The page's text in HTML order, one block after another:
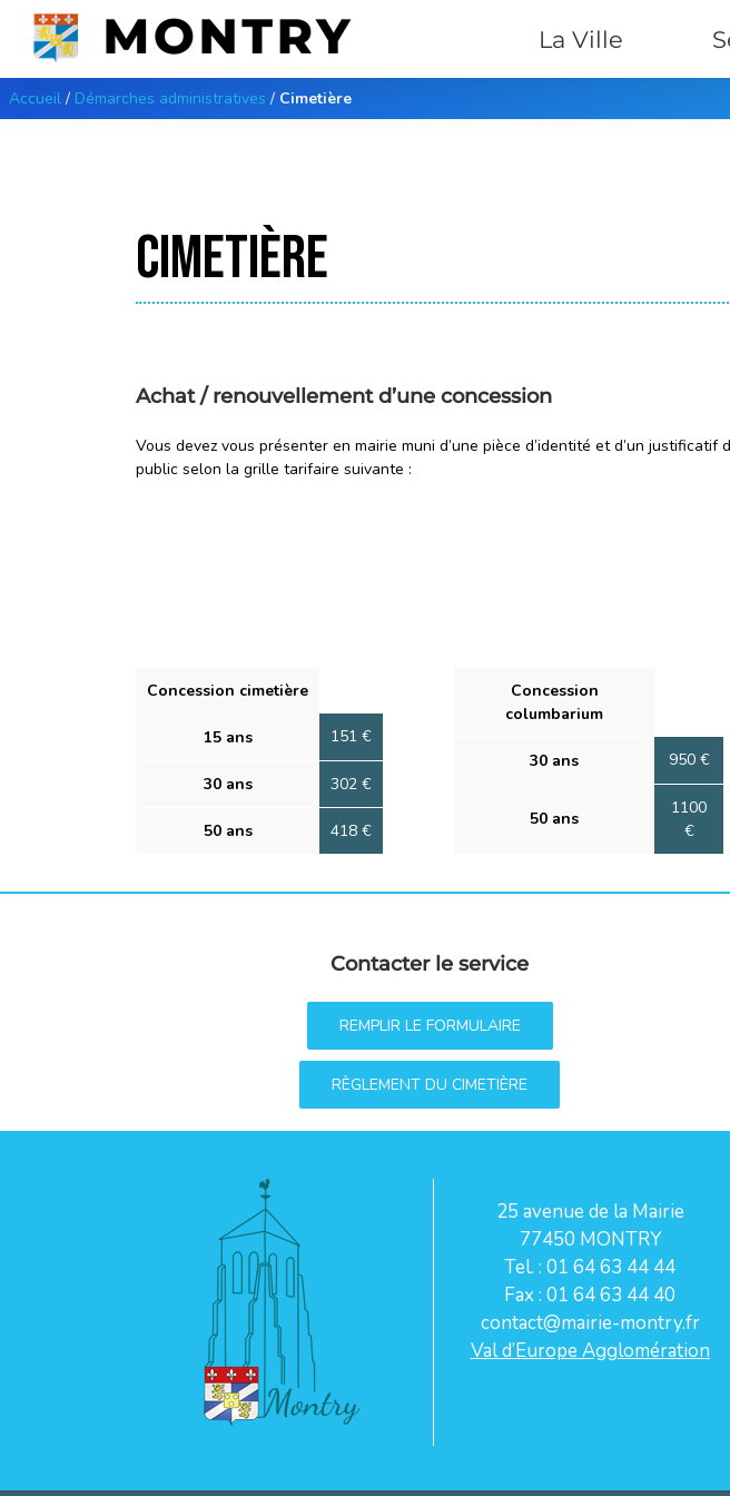
Passer
contenu
La Ville
Accueil / Démarches administratives / Cimetière
CIMETIÈRE
Achat / renouvellement d’une concession
Vous devez vous présenter en mairie muni d’une pièce d’identité et d’un
public selon la grille tarifaire suivante :
Concession cimetière
15 ans 151 €
30 ans 302 €
50 ans 418 €
Concession
columbarium
30 ans 950 €
50 ans
1100
€
Contacter le service
REMPLIR LE FORMULAIRE
RÈGLEMENT DU CIMETIÈRE
25 avenue de la Mairie
77450 MONTRY
Tel. : 01 64 63 44 44
Fax : 01 64 63 44 40
contact@mairie-montry.fr
Val d’Europe Agglomération